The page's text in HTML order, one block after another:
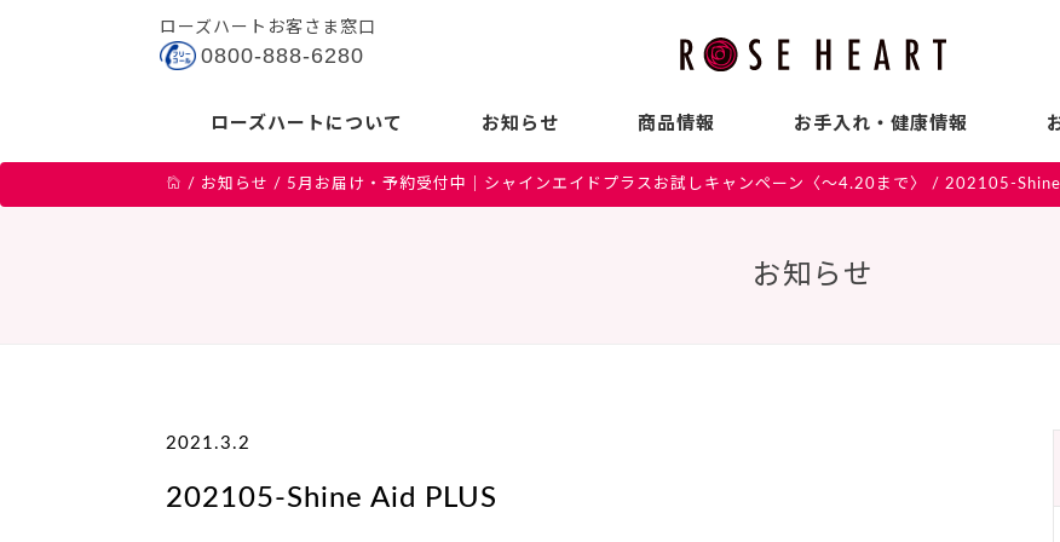
ローズハートについて お知らせ 商品情報 お手入れ・健康情報
ローズハートお客さま窓口
0800-888-6280
/ お知らせ / 5月お届け・予約受付中｜シャインエイドプラスお試しキャンペーン〈～4.20まで〉 / 202105-
お知らせ
2021.3.2
202105-Shine Aid PLUS